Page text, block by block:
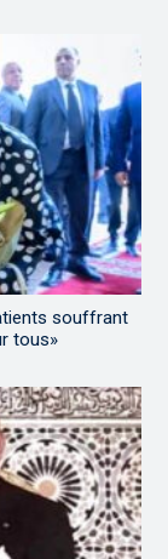
souffrant
tous»